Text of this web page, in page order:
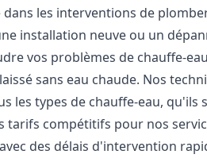
dans les interventions de
installation neuve ou un
vos problèmes de chauffe-
sans eau chaude. Nos
les types de chauffe-eau, qu'ils
tarifs compétitifs pour nos
des délais d'intervention